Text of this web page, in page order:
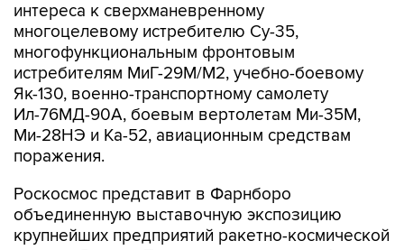
многофункциональным фронтовым
истребителям МиГ-29М/М2, учебно-боевому
Як-130, военно-транспортному самолету
Ил-76МД-90А, боевым вертолетам Ми-35М,
Ми-28НЭ и Ка-52, авиационным средствам
поражения.
Роскосмос представит в Фарнборо
крупнейших предприятий ракетно-космической
отрасли России. По данным пресс-службы
ведомства, основными экспонатами станут